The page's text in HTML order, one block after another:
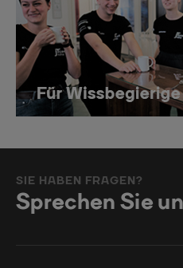
SIE HABEN FRAGEN?
Sprechen Sie